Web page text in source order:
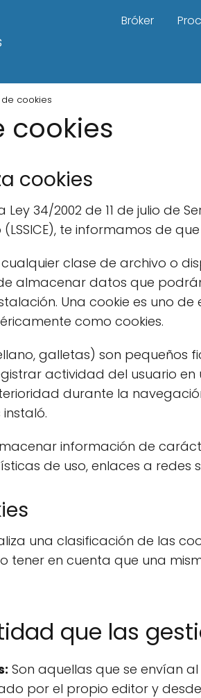
Bróker
de cookies
cookies
cookies
Ley 34/2002 de 11 de julio de
te informamos de
cualquier clase de archivo o
almacenar datos que
Una cookie es uno
como cookies.
galletas) son
actividad del usuario
durante la
información de
de uso, enlaces a redes
una clasificación de las
tener en cuenta que una
que las
Son aquellas que se envían
por el propio editor y